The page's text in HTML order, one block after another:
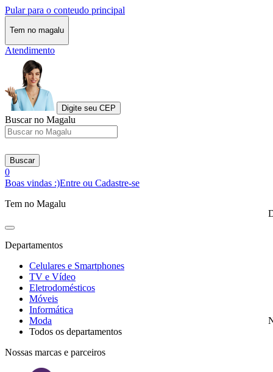
Pular para o conteudo principal
Tem no magalu
Atendimento
Digite seu CEP
Buscar no Magalu
Buscar
0
Boas vindas :)Entre ou Cadastre-se
Tem no Magalu
Departamentos
Celulares e Smartphones
TV e Vídeo
Eletrodomésticos
Móveis
Informática
Moda
Todos os departamentos
Nossas marcas e parceiros